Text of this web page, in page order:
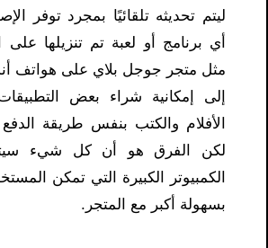
ليتم تحديثه تلقائيًا بمجرد توفر
أي برنامج أو لعبة تم تنزيلها على
مثل متجر جوجل بلاي على هواتف
إلى إمكانية شراء بعض
الأفلام والكتب بنفس طريقة
لكن الفرق هو أن كل شيء
الكمبيوتر الكبيرة التي تمكن
بسهولة أكبر مع المتجر.